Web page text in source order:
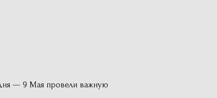
— 9 Мая провели важную